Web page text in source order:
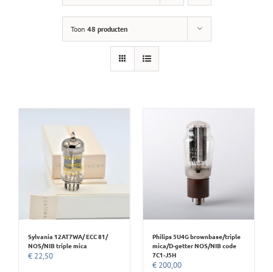
Toon 48 producten
Sylvania 12AT7WA/ ECC 81/
NOS/NIB triple mica
€ 22,50
Philips 5U4G brownbase/triple
mica/D-getter NOS/NIB code
7C1-J5H
€ 200,00